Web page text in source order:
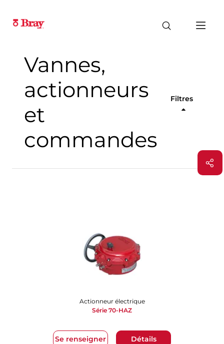
Vannes,
actionneurs
et
commandes
Filtres
Se renseigner Détails
Actionneur électrique
Série 70-HAZ